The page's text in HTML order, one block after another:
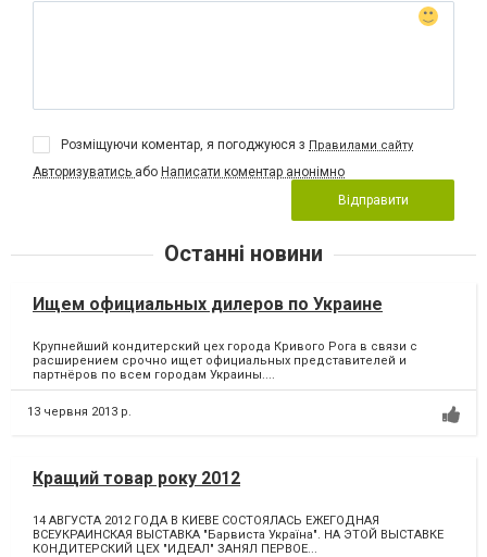
Розміщуючи коментар, я погоджуюся з Правилами сайту
Авторизуватись або Написати коментар анонімно
Відправити
Останні новини
Ищем официальных дилеров по Украине
Крупнейший кондитерский цех города Кривого Рога в связи с
расширением срочно ищет официальных представителей и
партнёров по всем городам Украины....
13 червня 2013 р.
Кращий товар року 2012
14 АВГУСТА 2012 ГОДА В КИЕВЕ СОСТОЯЛАСЬ ЕЖЕГОДНАЯ
ВСЕУКРАИНСКАЯ ВЫСТАВКА "Барвиста Україна". НА ЭТОЙ ВЫСТАВКЕ
КОНДИТЕРСКИЙ ЦЕХ "ИДЕАЛ" ЗАНЯЛ ПЕРВОЕ...